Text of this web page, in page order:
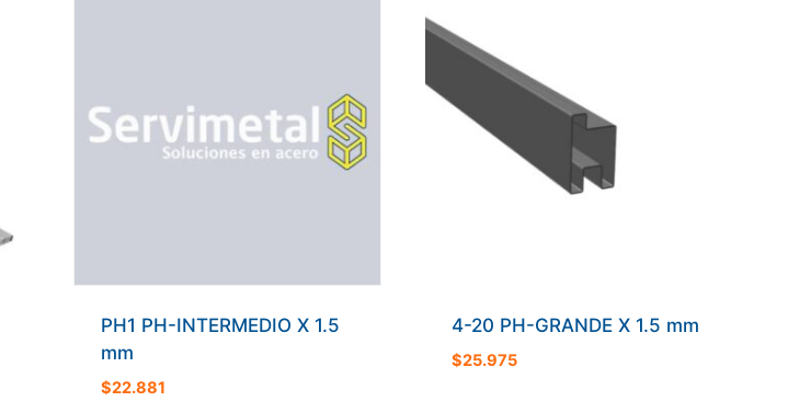
PH1 PH-INTERMEDIO X 1.5
mm
$22.881
4-20 PH-GRANDE X 1.5 mm
$25.975